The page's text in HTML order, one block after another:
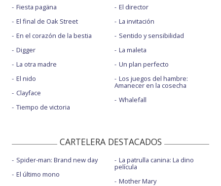
Fiesta pagäna
El final de Oak Street
En el corazón de la bestia
Digger
La otra madre
El nido
Clayface
Tiempo de victoria
El director
La invitación
Sentido y sensibilidad
La maleta
Un plan perfecto
Los juegos del hambre:
Amanecer en la cosecha
Whalefall
CARTELERA DESTACADOS
Spider-man: Brand new day
El último mono
La patrulla canina: La dino
película
Mother Mary